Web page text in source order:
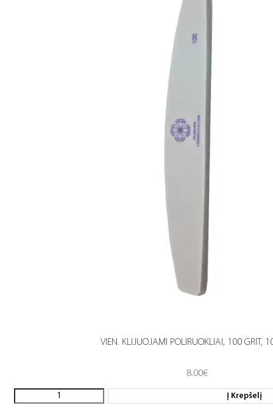
VIEN. KLIJUOJAMI POLIRUOKLIAI, 100 GRIT,
8.00€
Į Krepšelį